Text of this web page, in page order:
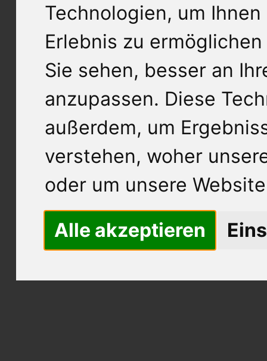
Technologien, um
Erlebnis zu
Sie sehen, besser an
anzupassen. Diese
außerdem, um
verstehen, woher
oder um unsere
Alle akzeptieren